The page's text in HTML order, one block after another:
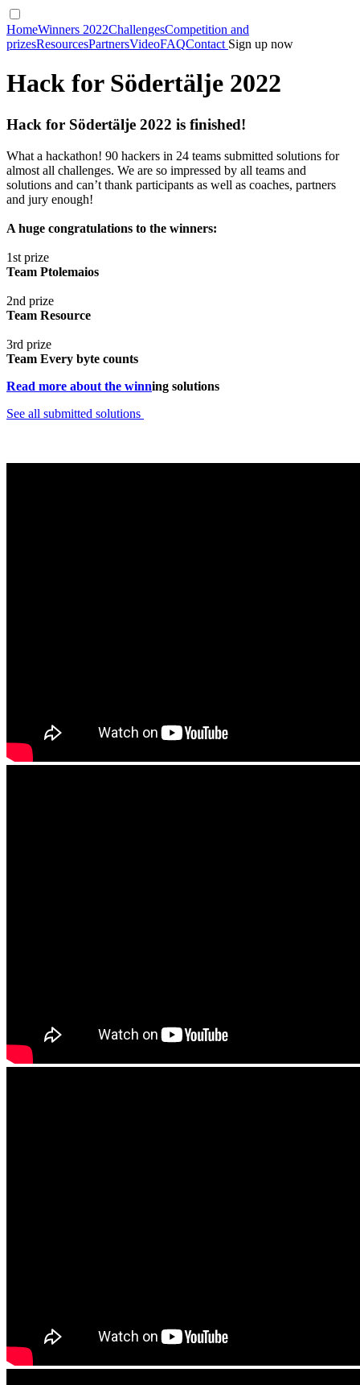
HomeWinners 2022ChallengesCompetition and
prizesResourcesPartnersVideoFAQContact Sign up now
Hack for Södertälje 2022
Hack for Södertälje 2022 is finished!
What a hackathon! 90 hackers in 24 teams submitted solutions for
almost all challenges. We are so impressed by all teams and
solutions and can’t thank participants as well as coaches, partners
and jury enough!
A huge congratulations to the winners:
1st prize
Team Ptolemaios
2nd prize
Team Resource
3rd prize
Team Every byte counts
Read more about the winning solutions
See all submitted solutions